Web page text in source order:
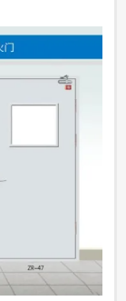
，防止门体变
能。搬运物品